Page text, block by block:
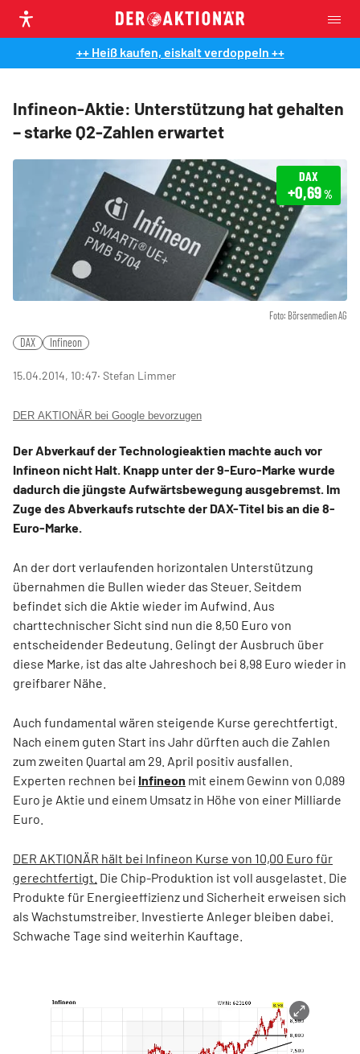
++ Heiß kaufen, eiskalt verdoppeln ++
Infineon-Aktie: Unterstützung hat gehalten
– starke Q2-Zahlen erwartet
Foto: Börsenmedien AG
DAX
+0,69%
DAX Infineon
15.04.2014, 10:47‧ Stefan Limmer
DER AKTIONÄR bei Google bevorzugen
Der Abverkauf der Technologieaktien machte auch vor
Infineon nicht Halt. Knapp unter der 9-Euro-Marke wurde
dadurch die jüngste Aufwärtsbewegung ausgebremst. Im
Zuge des Abverkaufs rutschte der DAX-Titel bis an die 8-
Euro-Marke.
An der dort verlaufenden horizontalen Unterstützung
übernahmen die Bullen wieder das Steuer. Seitdem
befindet sich die Aktie wieder im Aufwind. Aus
charttechnischer Sicht sind nun die 8,50 Euro von
entscheidender Bedeutung. Gelingt der Ausbruch über
diese Marke, ist das alte Jahreshoch bei 8,98 Euro wieder in
greifbarer Nähe.
Auch fundamental wären steigende Kurse gerechtfertigt.
Nach einem guten Start ins Jahr dürften auch die Zahlen
zum zweiten Quartal am 29. April positiv ausfallen.
Experten rechnen bei Infineon mit einem Gewinn von 0,089
Euro je Aktie und einem Umsatz in Höhe von einer Milliarde
Euro.
DER AKTIONÄR hält bei Infineon Kurse von 10,00 Euro für
gerechtfertigt. Die Chip-Produktion ist voll ausgelastet. Die
Produkte für Energieeffizienz und Sicherheit erweisen sich
als Wachstumstreiber. Investierte Anleger bleiben dabei.
Schwache Tage sind weiterhin Kauftage.